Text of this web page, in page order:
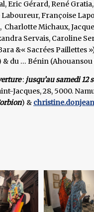
Eric Gérard, René
Françoise
Michaux,
Servais, Caroline
&« Sacrées Paillettes
du … Bénin (Ahouansou
: jusqu’au samedi 12
Jacques, 28, 5000.
) &